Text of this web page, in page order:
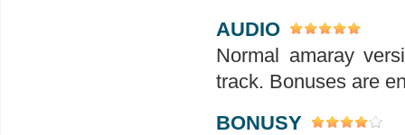
AUDIO
Normal amaray
track. Bonuses are
BONUSY